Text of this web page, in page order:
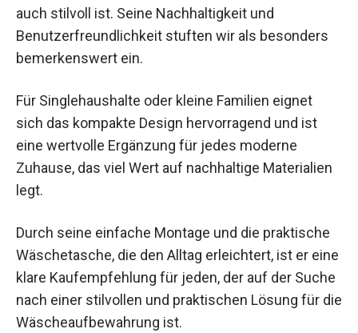
auch stilvoll ist. Seine Nachhaltigkeit und
Benutzerfreundlichkeit stuften wir als besonders
bemerkenswert ein.
Für Singlehaushalte oder kleine Familien eignet
sich das kompakte Design hervorragend und ist
eine wertvolle Ergänzung für jedes moderne
Zuhause, das viel Wert auf nachhaltige Materialien
legt.
Durch seine einfache Montage und die praktische
Wäschetasche, die den Alltag erleichtert, ist er eine
klare Kaufempfehlung für jeden, der auf der Suche
nach einer stilvollen und praktischen Lösung für die
Wäscheaufbewahrung ist.